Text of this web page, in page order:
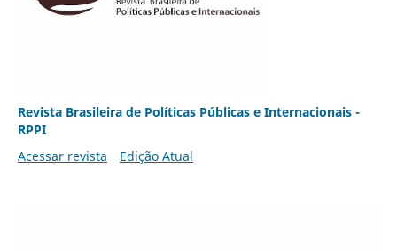
Revista Brasileira de Políticas Públicas e Internacionais -
RPPI
Acessar revista
Edição Atual